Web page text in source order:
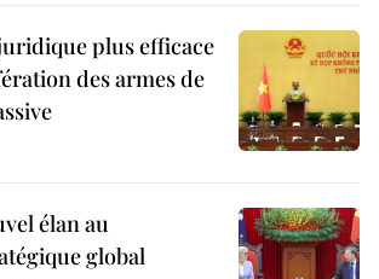
plus efficace
des armes de
élan au
global